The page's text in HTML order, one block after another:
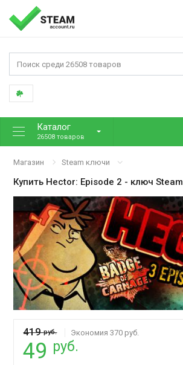
Каталог
26508 товаров
Магазин Steam ключи
Купить Hector: Episode 2 - ключ Steam
419руб. Экономия 370 руб.
49 руб.